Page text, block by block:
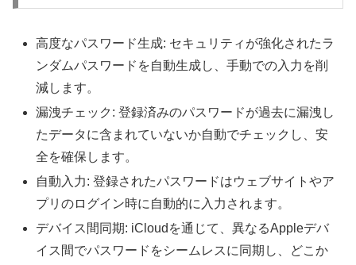
高度なパスワード生成: セキュリティが強化されたラ
ンダムパスワードを自動生成し、手動での入力を削
減します。
漏洩チェック: 登録済みのパスワードが過去に漏洩し
たデータに含まれていないか自動でチェックし、安
全を確保します。
自動入力: 登録されたパスワードはウェブサイトやア
プリのログイン時に自動的に入力されます。
デバイス間同期: iCloudを通じて、異なるAppleデバ
イス間でパスワードをシームレスに同期し、どこか